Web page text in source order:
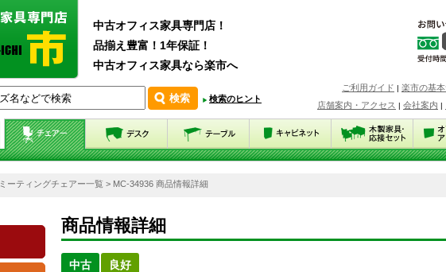
中古オフィス家具専門店！
品揃え豊富！1年保証！
中古オフィス家具なら楽市へ
検索のヒント
ご利用ガイド | 楽市の基
店舗案内・アクセス | 会社案内 |
ミーティングチェアー一覧 > MC-34936 商品情報詳細
商品情報詳細
中古 良好